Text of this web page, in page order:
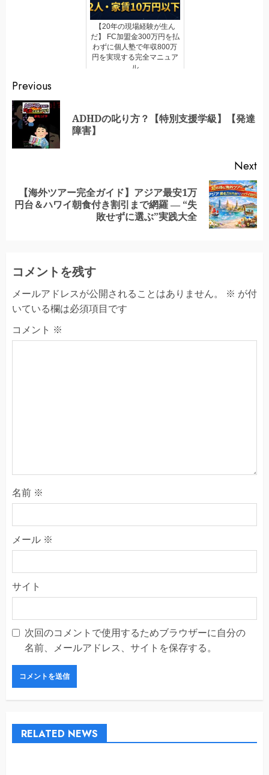
【20年の現場経験が生ん
だ】 FC加盟金300万円を払
わずに個人塾で年収800万
円を実現する完全マニュア
ル
Continue
Reading
Previous
ADHDの叱り方？【特別支援学級】【発達
障害】
Next
Next
【海外ツアー完全ガイド】アジア最安1万
円台＆ハワイ朝食付き割引まで網羅 ― “失
敗せずに選ぶ”実践大全
コメントを残す
メールアドレスが公開されることはありません。 ※ が付
いている欄は必須項目です
コメント ※
名前 ※
メール ※
サイト
次回のコメントで使用するためブラウザーに自分の
名前、メールアドレス、サイトを保存する。
RELATED NEWS